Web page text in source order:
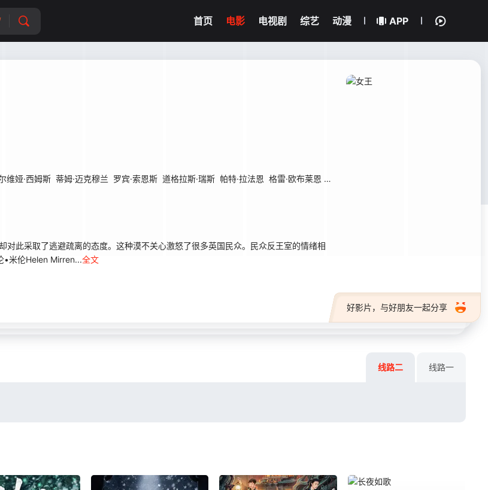
首页 电影 电视剧 综艺 动漫 APP
维娅·西姆斯 蒂姆·迈克穆兰 罗宾·索恩斯 道格拉斯·瑞斯 帕特·拉法恩 格雷·欧布莱恩 海伦·麦克洛瑞
此采取了逃避疏离的态度。这种漠不关心激怒了很多英国民众。民众反王室的情绪相
•米伦Helen Mirren...全文
好影片，与好朋友一起分享
线路二 线路一